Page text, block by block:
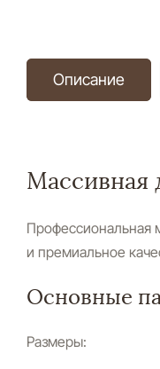
Описание
Массивная
Профессиональная
и премиальное
Основные
Размеры: